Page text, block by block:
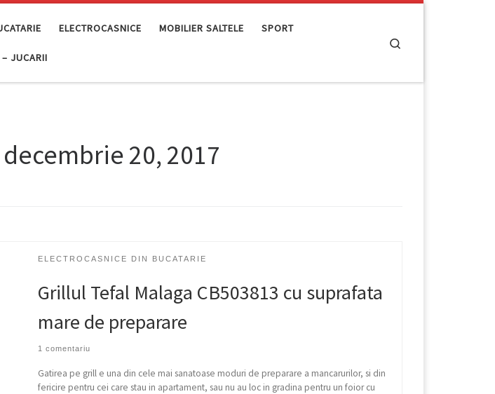
ELECTROCASNICE MOBILIER SALTELE SPORT
JUCARII
decembrie 20, 2017
ELECTROCASNICE DIN BUCATARIE
Grillul Tefal Malaga CB503813 cu suprafata
mare de preparare
1 comentariu
Gatirea pe grill e una din cele mai sanatoase moduri de preparare a mancarurilor, si din
fericire pentru cei care stau in apartament, sau nu au loc in gradina pentru un foior cu